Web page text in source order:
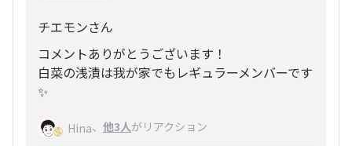
チエモンさん
コメントありがとうございます！
白菜の浅漬は我が家でもレギュラーメンバーです
✨
Hina、 他3人がリアクション